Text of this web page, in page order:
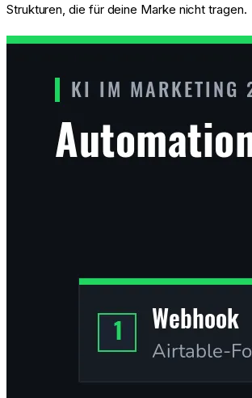
Strukturen, die für deine Marke nicht tragen.